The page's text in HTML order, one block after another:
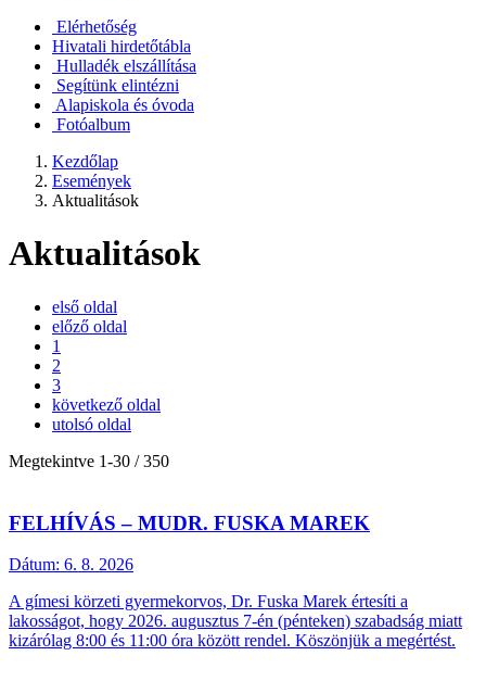
Elérhetőség
Hivatali hirdetőtábla
Hulladék elszállítása
Segítünk elintézni
Alapiskola és óvoda
Fotóalbum
Kezdőlap
Események
Aktualitások
Aktualitások
első oldal
előző oldal
1
2
3
következő oldal
utolsó oldal
Megtekintve 1-30 / 350
FELHÍVÁS – MUDR. FUSKA MAREK
Dátum: 6. 8. 2026
A gímesi körzeti gyermekorvos, Dr. Fuska Marek értesíti a
lakosságot, hogy 2026. augusztus 7-én (pénteken) szabadság miatt
kizárólag 8:00 és 11:00 óra között rendel. Köszönjük a megértést.